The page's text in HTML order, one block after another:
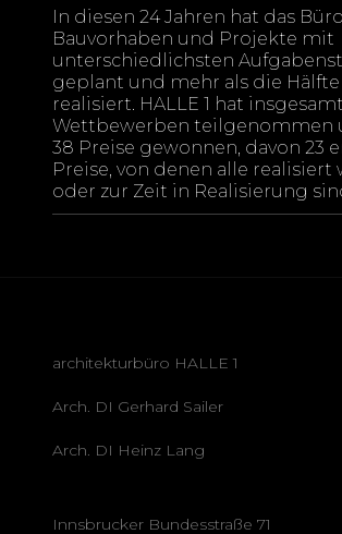
In diesen 24 Jahren hat das
Bauvorhaben und Projekte mit
unterschiedlichsten
geplant und mehr als die Hälfte
realisiert. HALLE 1 hat
Wettbewerben teilgenommen
38 Preise gewonnen, davon 23
Preise, von denen alle realisiert
oder zur Zeit in Realisierung
architekturbüro HALLE 1
Arch. DI Gerhard Sailer
Arch. DI Heinz Lang
Innsbrucker Bundesstraße 71